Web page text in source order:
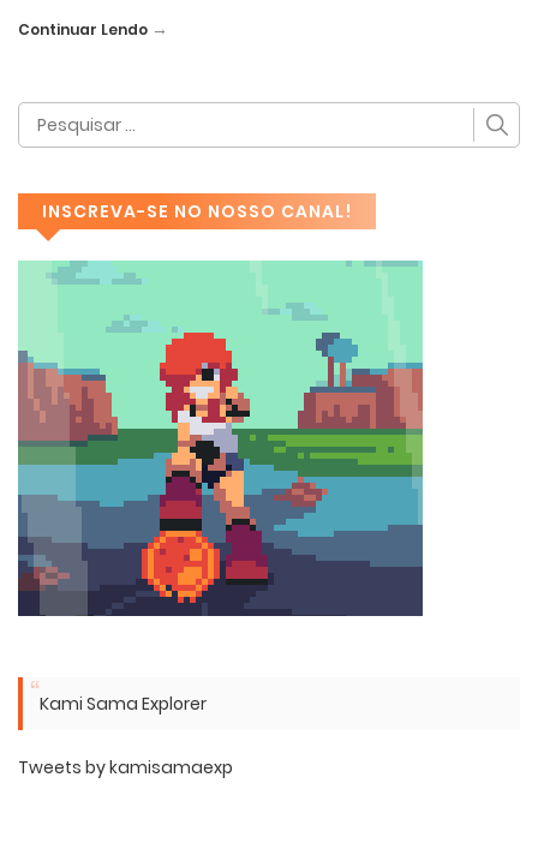
Continuar Lendo →
INSCREVA-SE NO NOSSO CANAL!
Kami Sama Explorer
Tweets by kamisamaexp